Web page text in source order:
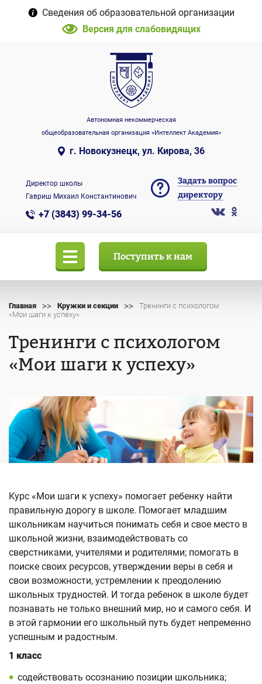
Сведения об образовательной организации
Версия для слабовидящих
Автономная некоммерческая
общеобразовательная организация «Интеллект Академия»
г. Новокузнецк, ул. Кирова, 36
Директор школы
Гавриш Михаил Константинович
+7 (3843) 99-34-56
Задать вопрос
директору
Поступить к нам
Главная >> Кружки и секции >>
Тренинги с психологом
«Мои шаги к успеху»
Тренинги с психологом
«Мои шаги к успеху»
Курс «Мои шаги к успеху» помогает ребенку найти
правильную дорогу в школе. Помогает младшим
школьникам научиться понимать себя и свое место в
школьной жизни, взаимодействовать со
сверстниками, учителями и родителями; помогать в
поиске своих ресурсов, утверждении веры в себя и
свои возможности, устремлении к преодолению
школьных трудностей. И тогда ребенок в школе будет
познавать не только внешний мир, но и самого себя. И
в этой гармонии его школьный путь будет непременно
успешным и радостным.
1 класс
содействовать осознанию позиции школьника;